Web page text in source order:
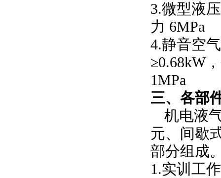
3.微型液
力 6MPa
4.静音空
≥0.68kW
1MPa
三、各部
机电液
元、间歇
部分组成
1.实训工